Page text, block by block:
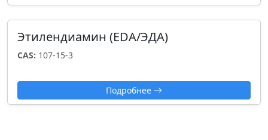
Этилендиамин (EDA/ЭДА)
CAS: 107-15-3
Подробнее